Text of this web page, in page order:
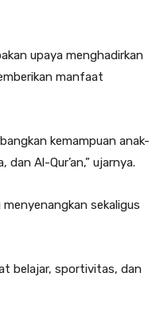
upaya menghadirkan
manfaat
kemampuan anak-
Al-Qur’an,” ujarnya.
sekaligus
belajar, sportivitas, dan